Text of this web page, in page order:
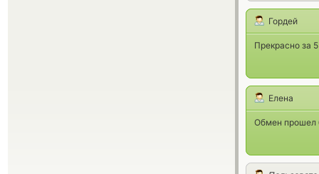
Гордей
Прекрасно за
Елена
Обмен прошел